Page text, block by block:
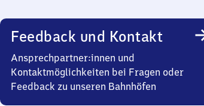
Feedback und Kontakt
Ansprechpartner:innen und
Kontaktmöglichkeiten bei Fragen oder
Feedback zu unseren Bahnhöfen